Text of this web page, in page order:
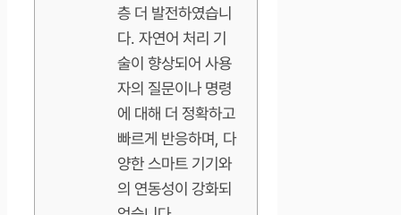
층 더 발전하였습니
다. 자연어 처리 기
술이 향상되어 사용
자의 질문이나 명령
에 대해 더 정확하고
빠르게 반응하며, 다
양한 스마트 기기와
의 연동성이 강화되